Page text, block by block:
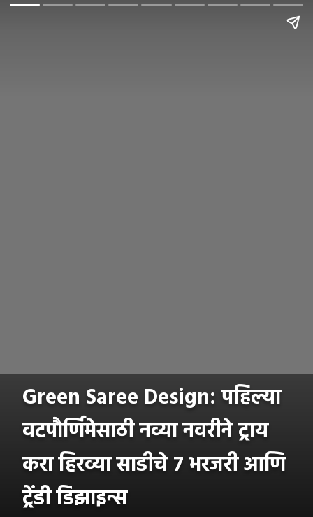
Green Saree Design: पहिल्या
वटपौर्णिमेसाठी नव्या नवरीने ट्राय
करा हिरव्या साडीचे ७ भरजरी आणि
ट्रेंडी डिझाइन्स